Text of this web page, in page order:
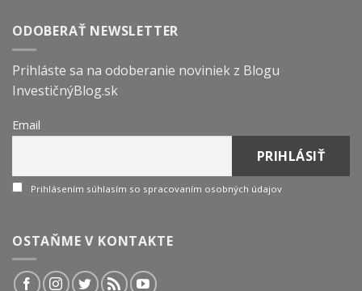
ODOBERAŤ NEWSLETTER
Prihláste sa na odoberanie noviniek z Blogu
InvestičnýBlog.sk
Email
Prihlásením súhlasím so spracovaním osobných údajov
OSTAŇME V KONTAKTE